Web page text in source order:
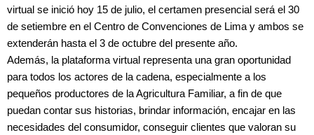
virtual se inició hoy 15 de julio, el certamen presencial será el 30
de setiembre en el Centro de Convenciones de Lima y ambos se
extenderán hasta el 3 de octubre del presente año.
Además, la plataforma virtual representa una gran oportunidad
para todos los actores de la cadena, especialmente a los
pequeños productores de la Agricultura Familiar, a fin de que
puedan contar sus historias, brindar información, encajar en las
necesidades del consumidor, conseguir clientes que valoran su